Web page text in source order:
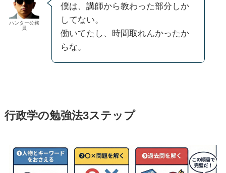
ハンター公務
員
僕は、講師から教わった部分しか
してない。
働いてたし、時間取れんかったか
らな。
行政学の勉強法3ステップ